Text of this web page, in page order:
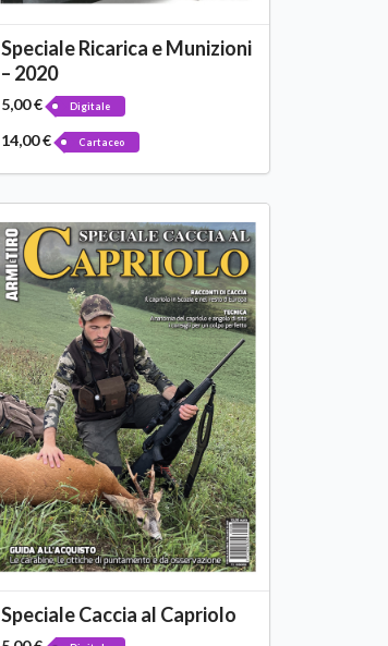
Speciale Ricarica e Munizioni
– 2020
5,00 € Digitale
14,00 € Cartaceo
Speciale Caccia al Capriolo